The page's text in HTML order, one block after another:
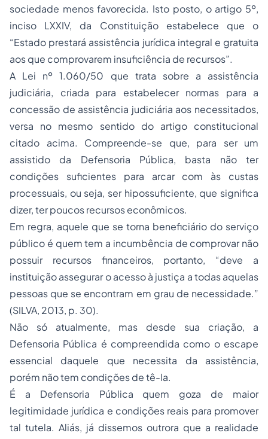
sociedade menos favorecida. Isto posto, o artigo 5º,
inciso LXXIV, da Constituição estabelece que o
“Estado prestará assistência jurídica integral e gratuita
aos que comprovarem insuficiência de recursos”.
A Lei nº 1.060/50 que trata sobre a assistência
judiciária, criada para estabelecer normas para a
concessão de assistência judiciária aos necessitados,
versa no mesmo sentido do artigo constitucional
citado acima. Compreende-se que, para ser um
assistido da Defensoria Pública, basta não ter
condições suficientes para arcar com às custas
processuais, ou seja, ser hipossuficiente, que significa
dizer, ter poucos recursos econômicos.
Em regra, aquele que se torna beneficiário do serviço
público é quem tem a incumbência de comprovar não
possuir recursos financeiros, portanto, “deve a
instituição assegurar o acesso à justiça a todas aquelas
pessoas que se encontram em grau de necessidade.”
(SILVA, 2013, p. 30).
Não só atualmente, mas desde sua criação, a
Defensoria Pública é compreendida como o escape
essencial daquele que necessita da assistência,
porém não tem condições de tê-la.
É a Defensoria Pública quem goza de maior
legitimidade jurídica e condições reais para promover
tal tutela. Aliás, já dissemos outrora que a realidade